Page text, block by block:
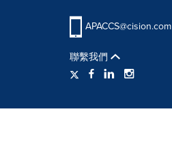
APACCS@cision.com
聯繫我們